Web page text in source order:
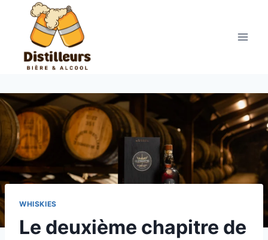
contenu
WHISKIES
Le deuxième chapitre de